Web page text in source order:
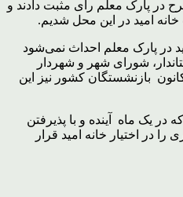
در پارک معلم رأی مثبت دادند و
خانه امید در این محل شدیم.
در پارک معلم احداث نمی‌شود
شورای شهر و شهردار
بازنشستگان کشور نیز این
یک ماه آینده و با پذیرفتن
در اختیار خانه امید قرار